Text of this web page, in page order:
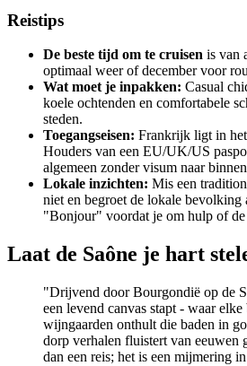
Reistips
De beste tijd om te cruisen is van
optimaal weer of december voor
Wat moet je inpakken: Casual
koele ochtenden en comfortabele
steden.
Toegangseisen: Frankrijk ligt in
Houders van een EU/UK/US
algemeen zonder visum naar
Lokale inzichten: Mis een
niet en begroet de lokale
"Bonjour" voordat je om hulp of de
Laat de Saône je hart
"Drijvend door Bourgondië op de
een levend canvas stapt - waar
wijngaarden onthult die baden in
dorp verhalen fluistert van eeuwen
dan een reis; het is een mijmering